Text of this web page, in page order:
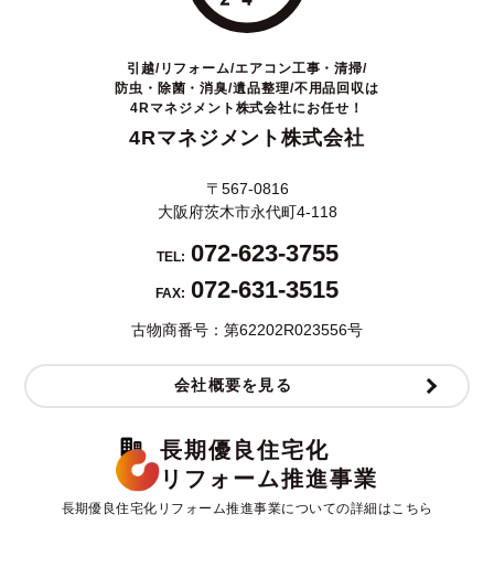
引越/リフォーム/エアコン工事・清掃/
防虫・除菌・消臭/遺品整理/不用品回収は
4Rマネジメント株式会社にお任せ！
4Rマネジメント株式会社
〒567-0816
大阪府茨木市永代町4-118
TEL: 072-623-3755
FAX: 072-631-3515
古物商番号：第62202R023556号
会社概要を見る
長期優良住宅化
リフォーム推進事業
長期優良住宅化リフォーム推進事業についての詳細はこちら